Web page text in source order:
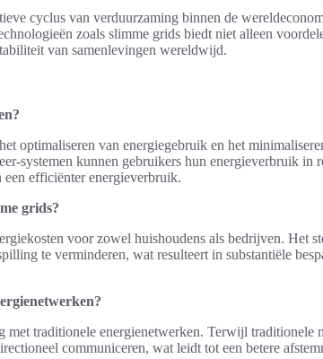
cyclus van verduurzaming binnen de
zoals slimme grids biedt niet alleen
van samenlevingen wereldwijd.
optimaliseren van energiegebruik en het
systemen kunnen gebruikers hun energieverbruik in
een efficiënter energieverbruik.
grids?
voor zowel huishoudens als bedrijven. Het
te verminderen, wat resulteert in substantiële
traditionele energienetwerken. Terwijl traditionele
communiceren, wat leidt tot een betere